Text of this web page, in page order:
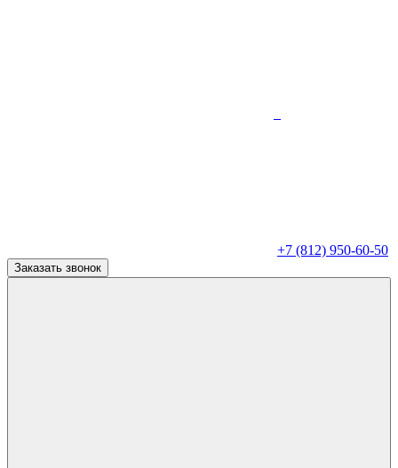
+7 (812) 950-60-50
Заказать звонок